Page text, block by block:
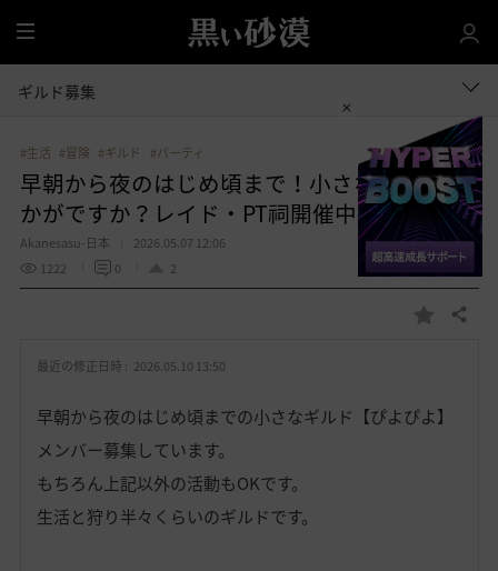
全
体
ギルド募集
#生活 #冒険 #ギルド #パーティ
早朝から夜のはじめ頃まで！小さなギルドい
かがですか？レイド・PT祠開催中！
Akanesasu-日本
2026.05.07 12:06
1222
0 2
お
入
り
共有する
最近の修正日時 : 2026.05.10 13:50
早朝から夜のはじめ頃までの小さなギルド【ぴよぴよ】
メンバー募集しています。
もちろん上記以外の活動もOKです。
生活と狩り半々くらいのギルドです。